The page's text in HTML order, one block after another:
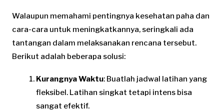
Walaupun memahami pentingnya kesehatan paha dan
cara-cara untuk meningkatkannya, seringkali ada
tantangan dalam melaksanakan rencana tersebut.
Berikut adalah beberapa solusi:
Kurangnya Waktu: Buatlah jadwal latihan yang
fleksibel. Latihan singkat tetapi intens bisa
sangat efektif.